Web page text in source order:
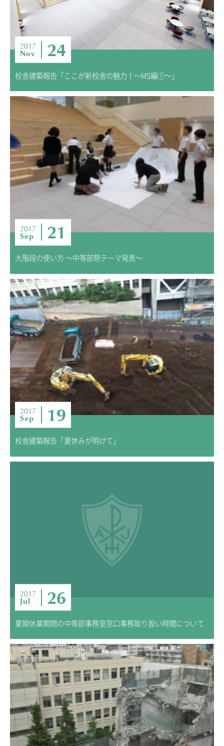
2017
Nov 24
校舎建築報告「ここが新校舎の魅力！～MS編①～」
2017
Sep 21
大階段の使い方 ～中等部祭テーマ発表～
2017
Sep 19
校舎建築報告「夏休みが明けて」
2017
Jul 26
夏期休業期間の中等部事務室窓口事務取り扱い時間について